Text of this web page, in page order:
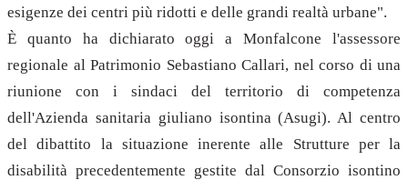
esigenze dei centri più ridotti e delle grandi realtà urbane".
È quanto ha dichiarato oggi a Monfalcone l'assessore
regionale al Patrimonio Sebastiano Callari, nel corso di una
riunione con i sindaci del territorio di competenza
dell'Azienda sanitaria giuliano isontina (Asugi). Al centro
del dibattito la situazione inerente alle Strutture per la
disabilità precedentemente gestite dal Consorzio isontino